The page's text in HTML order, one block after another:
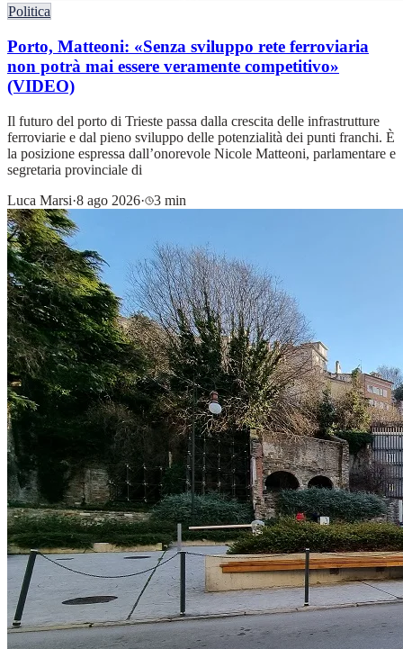
Politica
Porto, Matteoni: «Senza sviluppo rete ferroviaria
non potrà mai essere veramente competitivo»
(VIDEO)
Il futuro del porto di Trieste passa dalla crescita delle infrastrutture
ferroviarie e dal pieno sviluppo delle potenzialità dei punti franchi. È
la posizione espressa dall’onorevole Nicole Matteoni, parlamentare e
segretaria provinciale di
Luca Marsi·8 ago 2026· 3 min